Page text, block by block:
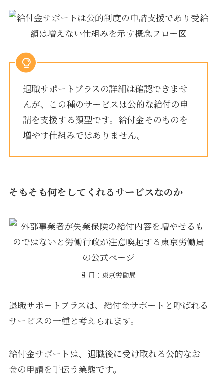
退職サポートプラスの詳細は確認できませ
んが、この種のサービスは公的な給付の申
請を支援する類型です。給付金そのものを
増やす仕組みではありません。
そもそも何をしてくれるサービスなのか
引用：東京労働局
退職サポートプラスは、給付金サポートと呼ばれる
サービスの一種と考えられます。
給付金サポートは、退職後に受け取れる公的なお
金の申請を手伝う業態です。